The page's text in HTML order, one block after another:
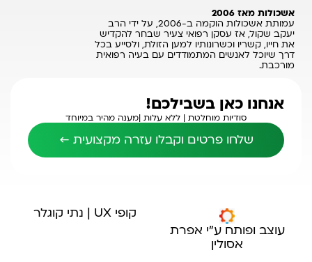
אשכולות מאז 2006
עמותת אשכולות הוקמה ב-2006, על ידי הרב
יעקב שקול, אז עסקן רפואי צעיר שבחר להקדיש
את חייו, קשריו וכשרונותיו למען הזולת, ולסייע בכל
דרך שיוכל לאנשים המתמודדים עם בעיה רפואית
מורכבת.
אנחנו כאן בשבילכם!
סודיות מוחלטת | ללא עלות |מענה מהיר במיוחד
שלחו פרטים וקבלו עזרה מקצועית ←
עוצב ופותח ע"י אפרת
אסולין
קופי UX | נתי קוגלר